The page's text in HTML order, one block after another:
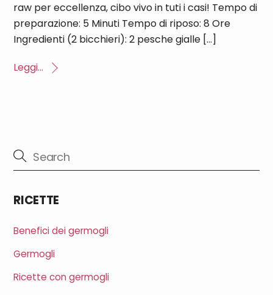
raw per eccellenza, cibo vivo in tuti i casi! Tempo di
preparazione: 5 Minuti Tempo di riposo: 8 Ore
Ingredienti (2 bicchieri): 2 pesche gialle […]
Leggi...
RICETTE
Benefici dei germogli
Germogli
Ricette con germogli